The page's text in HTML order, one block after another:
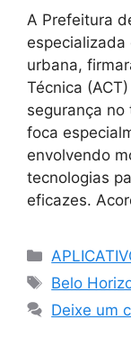
A Prefeitura
urbana,
Técnica
segurança
foca
envolvendo
tecnologias
eficazes.
Categorias
Tags
Belo
Deixe um